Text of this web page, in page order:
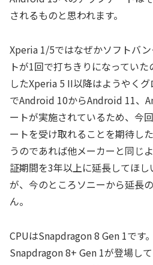
されるものと思われます。
Xperia 1/5ではなぜかソフトバ
トが1回で打ちきりになってい
したXperia 5 II以降はようやく
でAndroid 10からAndroid 11、
ートが実施されているため、今
ートを受け取れることを期待し
うのであれば他メーカーと同じ
証期間を3年以上に延長してほ
が、今のところソニーから延長
ん。
CPUはSnapdragon 8 Gen 1です
Snapdragon 8+ Gen 1が登場し